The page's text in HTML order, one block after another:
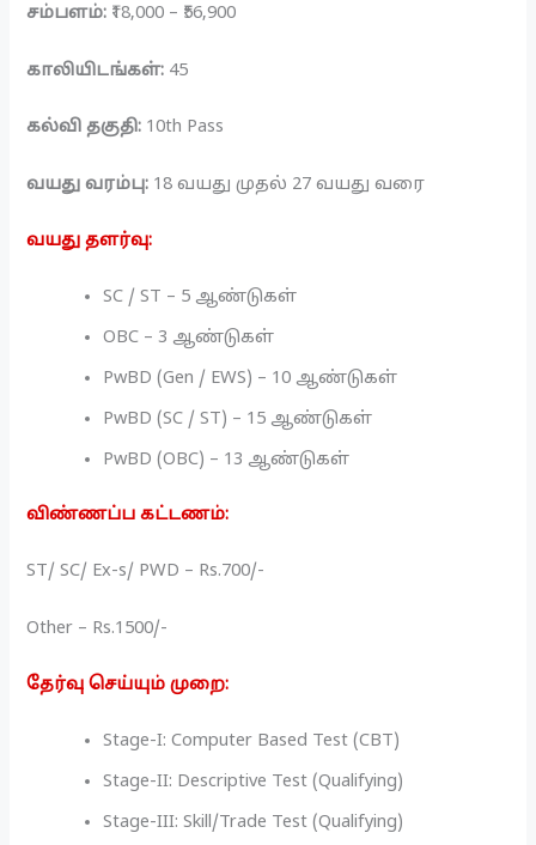
சம்பளம்: ₹18,000 – ₹56,900
காலியிடங்கள்: 45
கல்வி தகுதி: 10th Pass
வயது வரம்பு: 18 வயது முதல் 27 வயது வரை
வயது தளர்வு:
SC / ST – 5 ஆண்டுகள்
OBC – 3 ஆண்டுகள்
PwBD (Gen / EWS) – 10 ஆண்டுகள்
PwBD (SC / ST) – 15 ஆண்டுகள்
PwBD (OBC) – 13 ஆண்டுகள்
விண்ணப்ப கட்டணம்:
ST/ SC/ Ex-s/ PWD – Rs.700/-
Other – Rs.1500/-
தேர்வு செய்யும் முறை:
Stage-I: Computer Based Test (CBT)
Stage-II: Descriptive Test (Qualifying)
Stage-III: Skill/Trade Test (Qualifying)